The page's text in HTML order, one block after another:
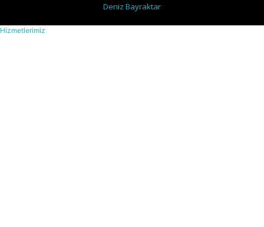
Deniz Bayraktar
Hizmetlerimiz